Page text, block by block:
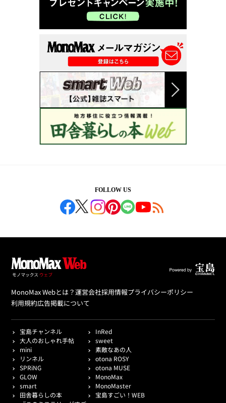
FOLLOW US
MonoMax Webとは？運営会社採用情報プライバシーポリシー
利用規約広告掲載について
宝島チャンネル
InRed
大人のおしゃれ手帖
sweet
mini
素敵なあの人
リンネル
otona ROSY
SPRiNG
otona MUSE
GLOW
MonoMax
smart
MonoMaster
田舎暮らしの本
宝島すごい！WEB